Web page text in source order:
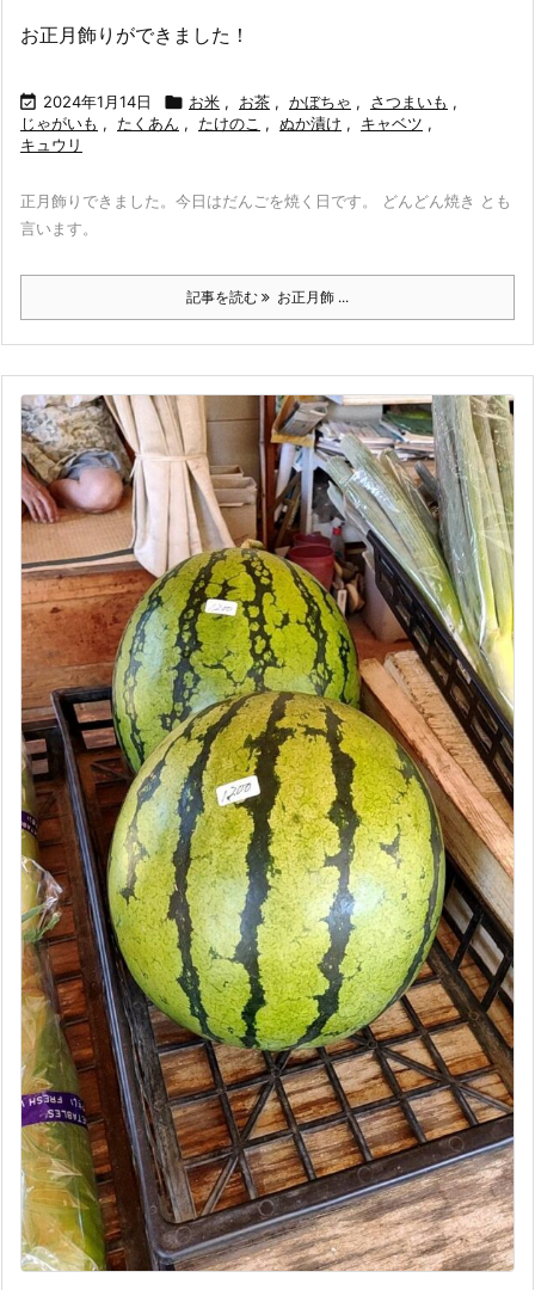
お正月飾りができました！
 2024年1月14日  お米 , お茶 , かぼちゃ , さつまいも ,
じゃがいも , たくあん , たけのこ , ぬか漬け , キャベツ ,
キュウリ
正月飾りできました。今日はだんごを焼く日です。 どんどん焼き とも
言います。
記事を読む お正月飾 ...